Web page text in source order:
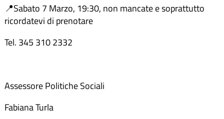
📍Sabato 7 Marzo, 19:30, non mancate e soprattutto
ricordatevi di prenotare
Tel. 345 310 2332
Assessore Politiche Sociali
Fabiana Turla